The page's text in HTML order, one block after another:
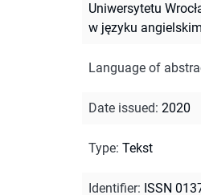
Uniwersytetu
w języku
Language of
Date issued: 2020
Type: Tekst
Identifier: ISSN